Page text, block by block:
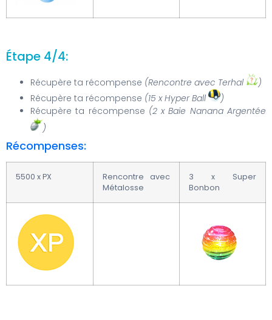
Étape 4/4:
Récupère ta récompense (Rencontre avec Terhal
)
Récupère ta récompense (15 x Hyper Ball
)
Récupère ta récompense (2 x Baie Nanana Argentée
)
Récompenses:
5500 x PX
Rencontre avec
Métalosse
3 x Super
Bonbon